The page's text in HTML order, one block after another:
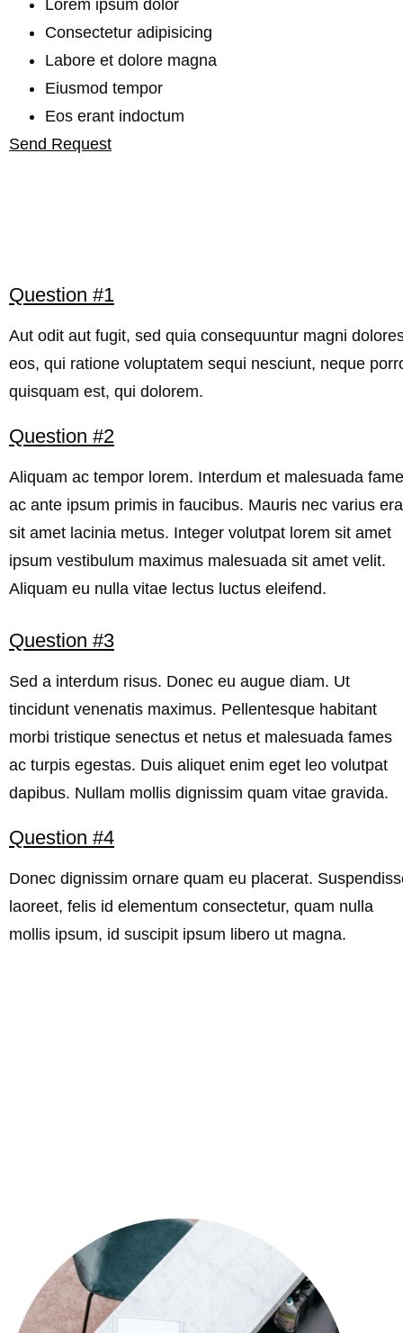
Lorem ipsum dolor
Consectetur adipisicing
Labore et dolore magna
Eiusmod tempor
Eos erant indoctum
Send Request
Question #1
Aut odit aut fugit, sed quia consequuntur magni
eos, qui ratione voluptatem sequi nesciunt, neque
quisquam est, qui dolorem.
Question #2
Aliquam ac tempor lorem. Interdum et malesuada
ac ante ipsum primis in faucibus. Mauris nec varius
sit amet lacinia metus. Integer volutpat lorem sit amet
ipsum vestibulum maximus malesuada sit amet velit.
Aliquam eu nulla vitae lectus luctus eleifend.
Question #3
Sed a interdum risus. Donec eu augue diam. Ut
tincidunt venenatis maximus. Pellentesque habitant
morbi tristique senectus et netus et malesuada fames
ac turpis egestas. Duis aliquet enim eget leo volutpat
dapibus. Nullam mollis dignissim quam vitae gravida.
Question #4
Donec dignissim ornare quam eu placerat.
laoreet, felis id elementum consectetur, quam nulla
mollis ipsum, id suscipit ipsum libero ut magna.